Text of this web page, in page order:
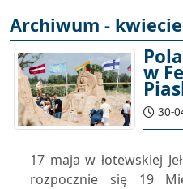
Archiwum -
w
30-
17 maja w łotewskiej
rozpocznie się 19